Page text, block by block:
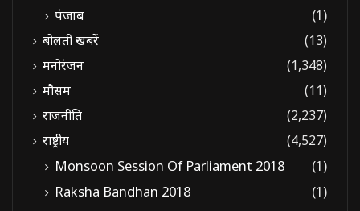
पंजाब
(1)
बोलती खबरें
(13)
मनोरंजन
(1,348)
मौसम
(11)
राजनीति
(2,237)
राष्ट्रीय
(4,527)
Monsoon Session Of Parliament 2018
(1)
Raksha Bandhan 2018
(1)